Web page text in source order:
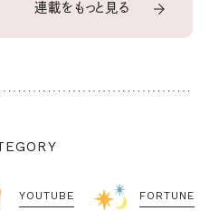
連載をもっと見る
YOUTUBE FORTUNE